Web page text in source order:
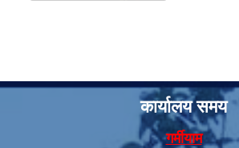
कार्यालय समय
गर्मीयाम